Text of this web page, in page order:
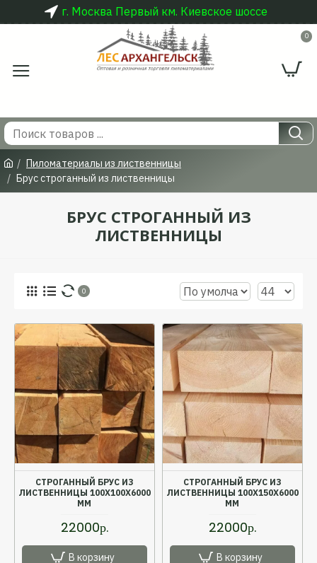
г. Москва Первый км. Киевское шоссе
0
Пиломатериалы из лиственницы
Брус строганный из лиственницы
БРУС СТРОГАННЫЙ ИЗ
ЛИСТВЕННИЦЫ
0
СТРОГАННЫЙ БРУС ИЗ
ЛИСТВЕННИЦЫ 100X100X6000
ММ
22000р.
В корзину
СТРОГАННЫЙ БРУС ИЗ
ЛИСТВЕННИЦЫ 100X150X6000
ММ
22000р.
В корзину